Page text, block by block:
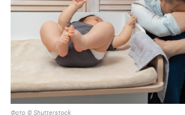
Фото © Shutterstock